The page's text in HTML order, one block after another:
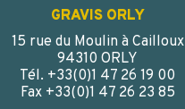
GRAVIS ORLY
15 rue du Moulin à Cailloux
94310 ORLY
Tél. +33(0)1 47 26 19 00
Fax +33(0)1 47 26 23 85